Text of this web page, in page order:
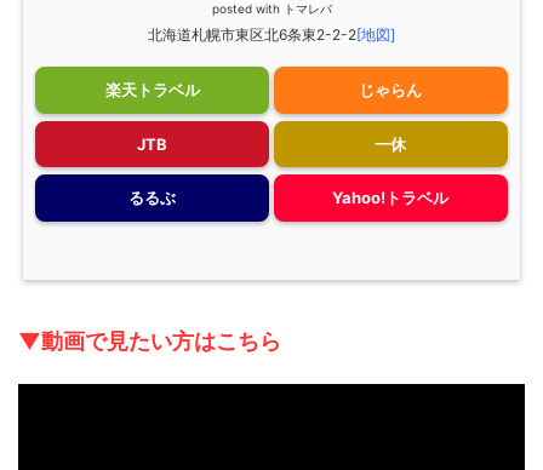
posted with トマレバ
北海道札幌市東区北6条東2-2-2[地図]
楽天トラベル じゃらん
JTB 一休
るるぶ Yahoo!トラベル
▼動画で見たい方はこちら